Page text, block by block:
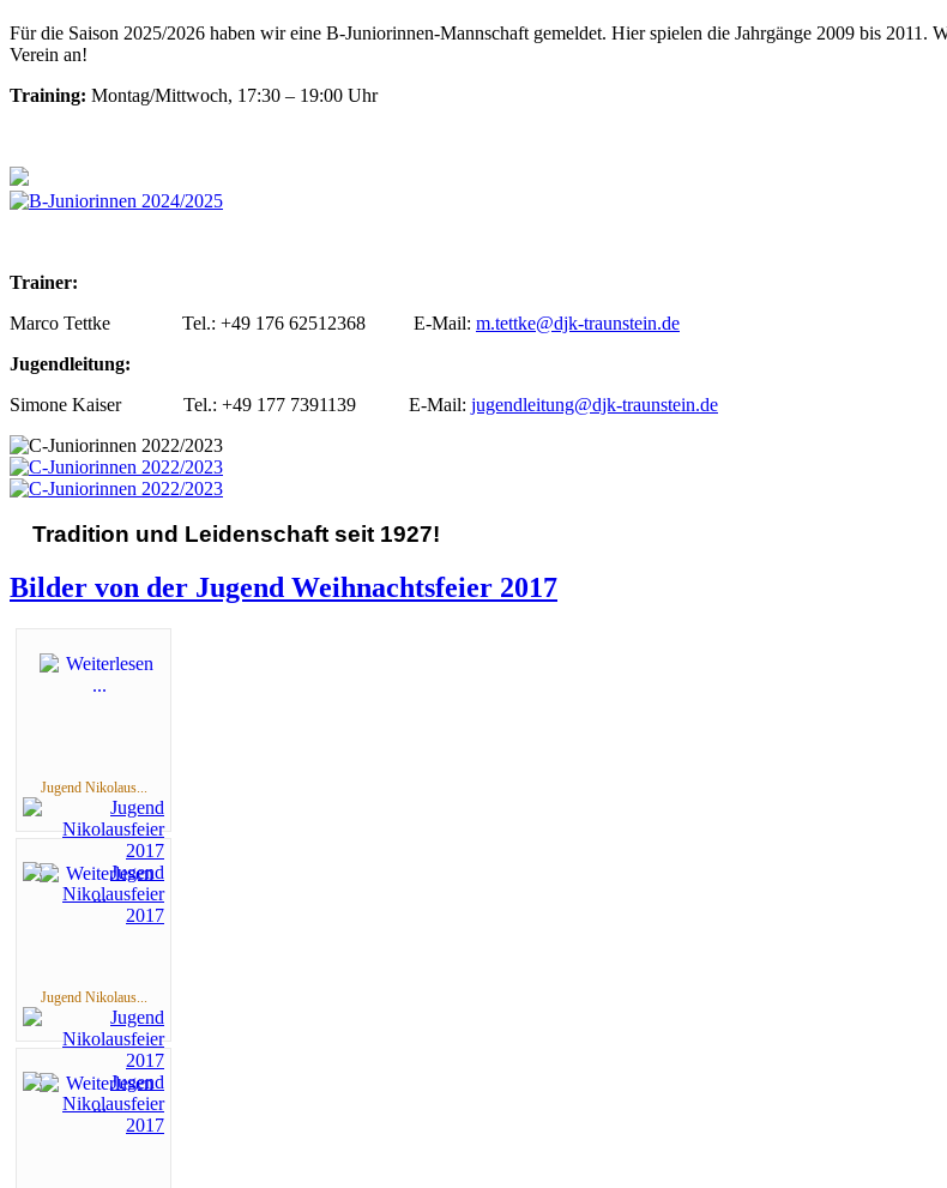
Für die Saison 2025/2026 haben wir eine B-Juniorinnen-Mannschaft gemeldet. Hier spielen die Jahrgänge 2009 bis
Verein an!
Training: Montag/Mittwoch, 17:30 – 19:00 Uhr
Trainer:
Marco Tettke Tel.: +49 176 62512368 E-Mail: m.tettke@djk-traunstein.de
Jugendleitung:
Simone Kaiser Tel.: +49 177 7391139 E-Mail: jugendleitung@djk-traunstein.de
Tradition und Leidenschaft seit 1927!
Bilder von der Jugend Weihnachtsfeier 2017
Jugend Nikolaus...
Jugend Nikolaus...